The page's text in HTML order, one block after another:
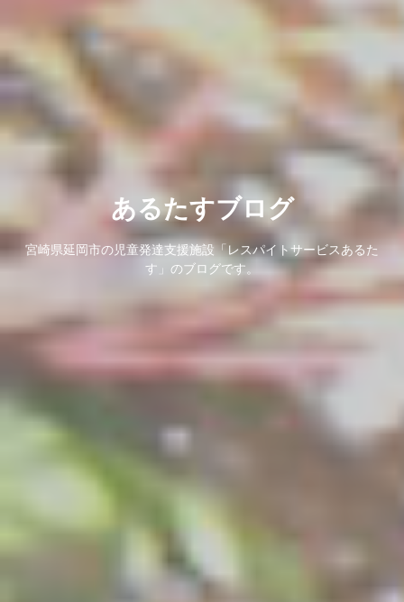
あるたすブログ
宮崎県延岡市の児童発達支援施設「レスパイトサービスあるた
す」のブログです。